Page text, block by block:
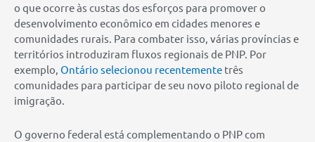
o que ocorre às custas dos esforços para promover o
desenvolvimento econômico em cidades menores e
comunidades rurais. Para combater isso, várias províncias e
territórios introduziram fluxos regionais de PNP. Por
exemplo, Ontário selecionou recentemente três
comunidades para participar de seu novo piloto regional de
imigração.
O governo federal está complementando o PNP com